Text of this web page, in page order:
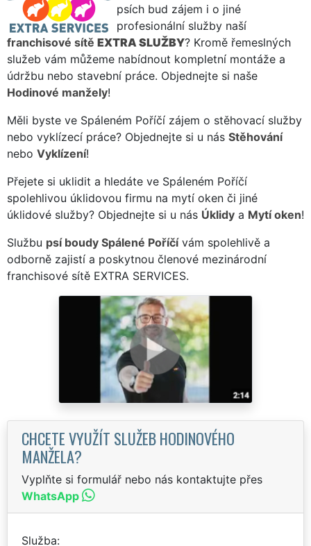
psích bud zájem i o jiné
profesionální služby naší
franchisové sítě EXTRA SLUŽBY? Kromě řemeslných
služeb vám můžeme nabídnout kompletní montáže a
údržbu nebo stavební práce. Objednejte si naše
Hodinové manžely!
Měli byste ve Spáleném Poříčí zájem o stěhovací služby
nebo vyklízecí práce? Objednejte si u nás Stěhování
nebo Vyklízení!
Přejete si uklidit a hledáte ve Spáleném Poříčí
spolehlivou úklidovou firmu na mytí oken či jiné
úklidové služby? Objednejte si u nás Úklidy a Mytí oken!
Službu psí boudy Spálené Poříčívám spolehlivě a
odborně zajistí a poskytnou členové mezinárodní
franchisové sítě EXTRA SERVICES.
CHCETE VYUŽÍT SLUŽEB HODINOVÉHO
MANŽELA?
Vyplňte si formulář nebo nás kontaktujte přes
WhatsApp
Služba